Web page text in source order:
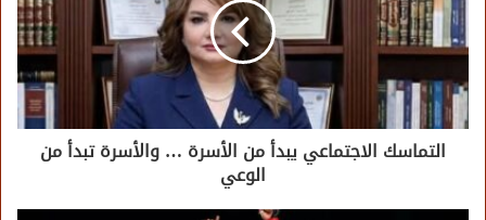
التماسك الاجتماعي يبدأ من الأسرة … والأسرة تبدأ من
الوعي